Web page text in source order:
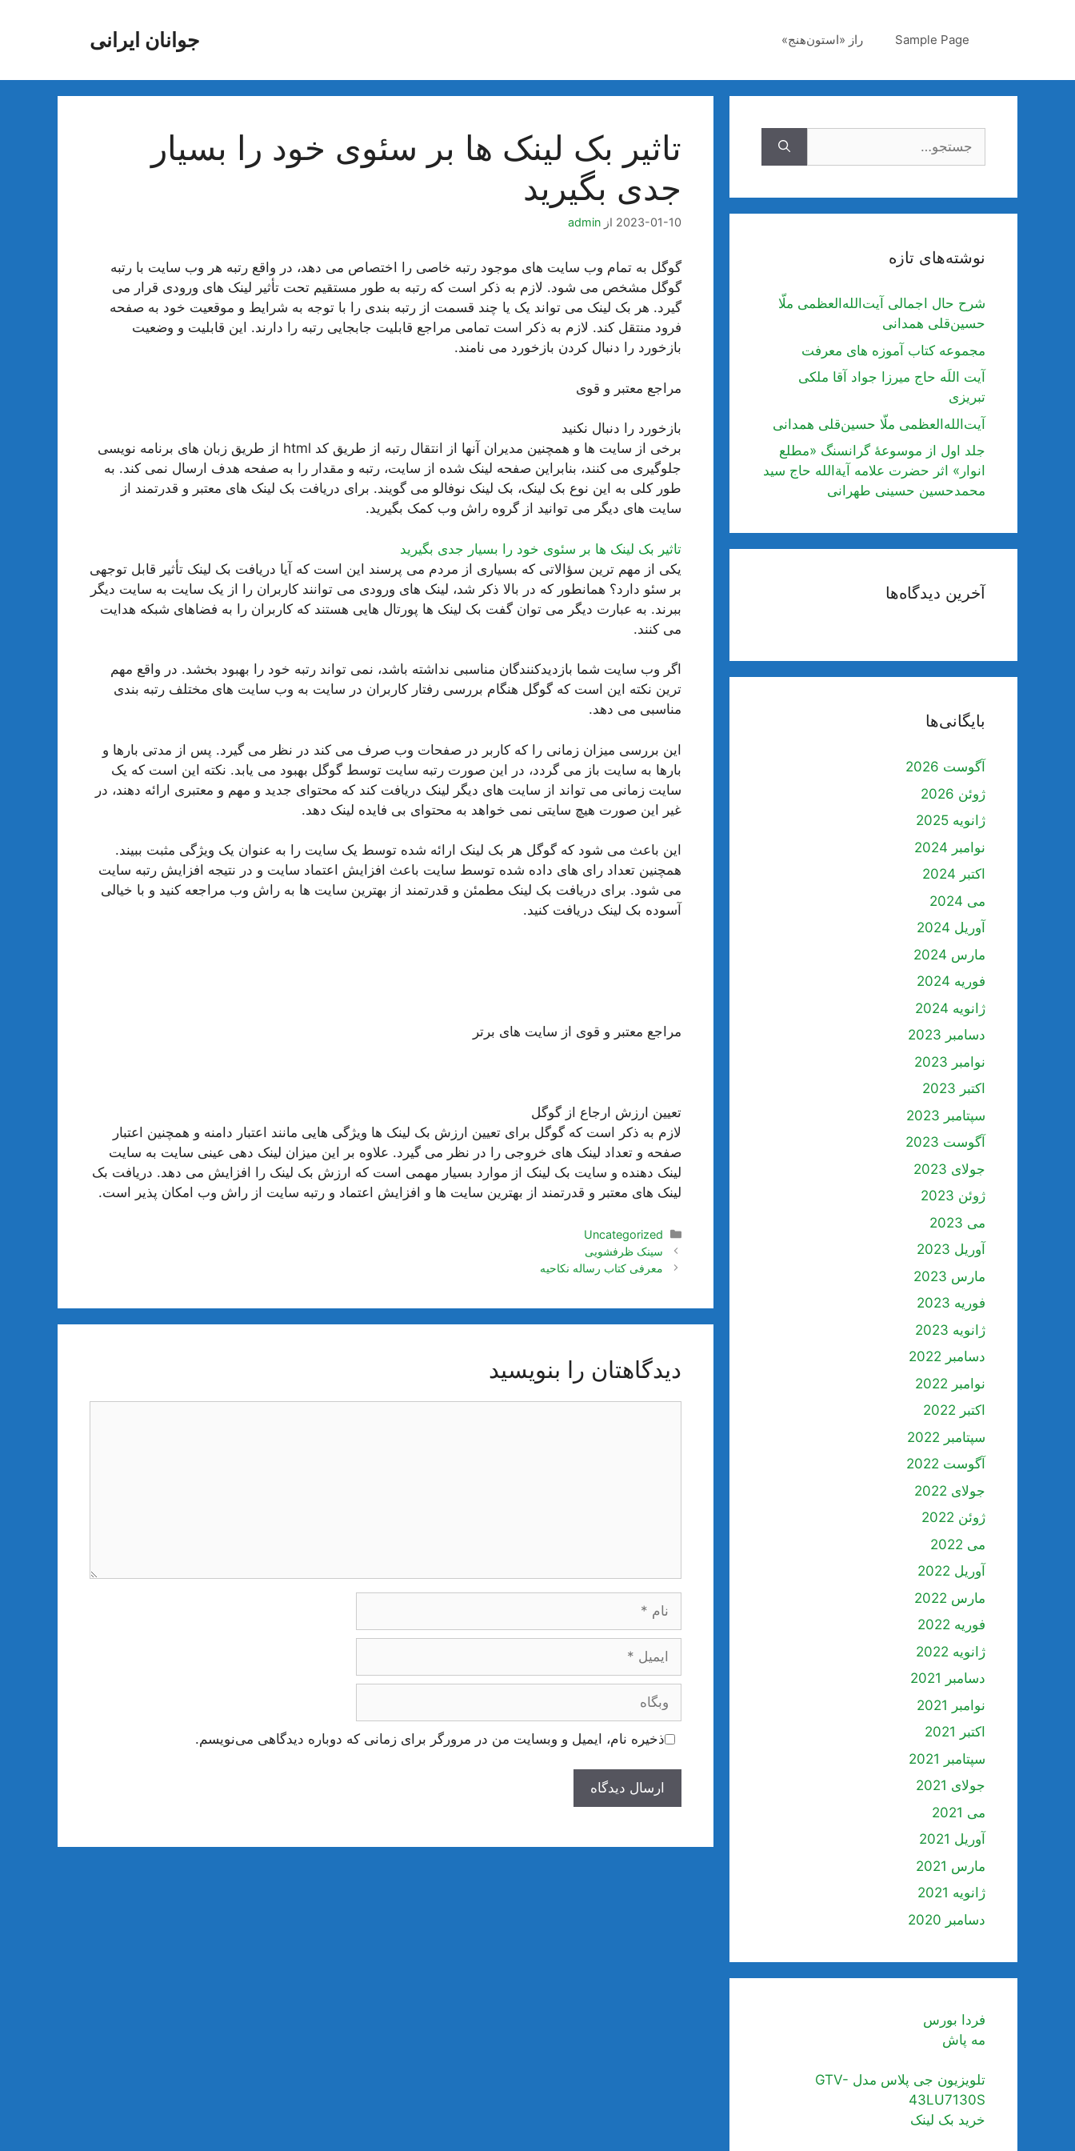
جوانان ایرانی Sample Page راز «استون‌هنج»
تاثیر بک لینک ها بر سئوی خود را بسیار
جدی بگیرید
2023-01-10 از admin
گوگل به تمام وب سایت های موجود رتبه خاصی را اختصاص می دهد، در واقع رتبه هر وب سایت با رتبه
گوگل مشخص می شود. لازم به ذکر است که رتبه به طور مستقیم تحت تأثیر لینک های ورودی قرار می
گیرد. هر بک لینک می تواند یک یا چند قسمت از رتبه بندی را با توجه به شرایط و موقعیت خود به صفحه
فرود منتقل کند. لازم به ذکر است تمامی مراجع قابلیت جابجایی رتبه را دارند. این قابلیت و وضعیت
بازخورد را دنبال کردن بازخورد می نامند.
مراجع معتبر و قوی
بازخورد را دنبال نکنید
برخی از سایت ها و همچنین مدیران آنها از انتقال رتبه از طریق کد html از طریق زبان های برنامه نویسی
جلوگیری می کنند، بنابراین صفحه لینک شده از سایت، رتبه و مقدار را به صفحه هدف ارسال نمی کند. به
طور کلی به این نوع بک لینک، بک لینک نوفالو می گویند. برای دریافت بک لینک های معتبر و قدرتمند از
سایت های دیگر می توانید از گروه راش وب کمک بگیرید.
تاثیر بک لینک ها بر سئوی خود را بسیار جدی بگیرید
یکی از مهم ترین سؤالاتی که بسیاری از مردم می پرسند این است که آیا دریافت بک لینک تأثیر قابل توجهی
بر سئو دارد؟ همانطور که در بالا ذکر شد، لینک های ورودی می توانند کاربران را از یک سایت به سایت دیگر
ببرند. به عبارت دیگر می توان گفت بک لینک ها پورتال هایی هستند که کاربران را به فضاهای شبکه هدایت
می کنند.
اگر وب سایت شما بازدیدکنندگان مناسبی نداشته باشد، نمی تواند رتبه خود را بهبود بخشد. در واقع مهم
ترین نکته این است که گوگل هنگام بررسی رفتار کاربران در سایت به وب سایت های مختلف رتبه بندی
مناسبی می دهد.
این بررسی میزان زمانی را که کاربر در صفحات وب صرف می کند در نظر می گیرد. پس از مدتی بارها و
بارها به سایت باز می گردد، در این صورت رتبه سایت توسط گوگل بهبود می یابد. نکته این است که یک
سایت زمانی می تواند از سایت های دیگر لینک دریافت کند که محتوای جدید و مهم و معتبری ارائه دهند، در
غیر این صورت هیچ سایتی نمی خواهد به محتوای بی فایده لینک دهد.
این باعث می شود که گوگل هر بک لینک ارائه شده توسط یک سایت را به عنوان یک ویژگی مثبت ببیند.
همچنین تعداد رای های داده شده توسط سایت باعث افزایش اعتماد سایت و در نتیجه افزایش رتبه سایت
می شود. برای دریافت بک لینک مطمئن و قدرتمند از بهترین سایت ها به راش وب مراجعه کنید و با خیالی
آسوده بک لینک دریافت کنید.
مراجع معتبر و قوی از سایت های برتر
تعیین ارزش ارجاع از گوگل
لازم به ذکر است که گوگل برای تعیین ارزش بک لینک ها ویژگی هایی مانند اعتبار دامنه و همچنین اعتبار
صفحه و تعداد لینک های خروجی را در نظر می گیرد. علاوه بر این میزان لینک دهی عینی سایت به سایت
لینک دهنده و سایت بک لینک از موارد بسیار مهمی است که ارزش بک لینک را افزایش می دهد. دریافت بک
لینک های معتبر و قدرتمند از بهترین سایت ها و افزایش اعتماد و رتبه سایت از راش وب امکان پذیر است.
دسته‌ها
Uncategorized
ناوبری
نوشته‌ها
سینک ظرفشویی
معرفی کتاب رساله نکاحیه
دیدگاهتان را بنویسید
وبگاه
ذخیره نام، ایمیل و وبسایت من در مرورگر برای زمانی که دوباره دیدگاهی می‌نویسم.
نوشته‌های تازه
شرح حال اجمالی آیت‌الله‌العظمی ملّا
حسین‌قلی همدانی
مجموعه کتاب آموزه های معرفت
آیت اللَه حاج میرزا جواد آقا ملکی
تبریزی
آیت‌الله‌العظمی ملّا حسین‌قلی همدانی
جلد اول از موسوعۀ گرانسنگ «مطلع
انوار» اثر حضرت علامه آیة‌الله حاج سید
محمدحسین حسینی طهرانی
آخرین دیدگاه‌ها
بایگانی‌ها
آگوست 2026
ژوئن 2026
ژانویه 2025
نوامبر 2024
اکتبر 2024
می 2024
آوریل 2024
مارس 2024
فوریه 2024
ژانویه 2024
دسامبر 2023
نوامبر 2023
اکتبر 2023
سپتامبر 2023
آگوست 2023
جولای 2023
ژوئن 2023
می 2023
آوریل 2023
مارس 2023
فوریه 2023
ژانویه 2023
دسامبر 2022
نوامبر 2022
اکتبر 2022
سپتامبر 2022
آگوست 2022
جولای 2022
ژوئن 2022
می 2022
آوریل 2022
مارس 2022
فوریه 2022
ژانویه 2022
دسامبر 2021
نوامبر 2021
اکتبر 2021
سپتامبر 2021
جولای 2021
می 2021
آوریل 2021
مارس 2021
ژانویه 2021
دسامبر 2020
فردا بورس
مه پاش
تلویزیون جی پلاس مدل GTV-
43LU7130S
خرید بک لینک